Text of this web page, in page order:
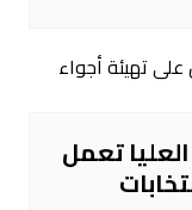
تعمل